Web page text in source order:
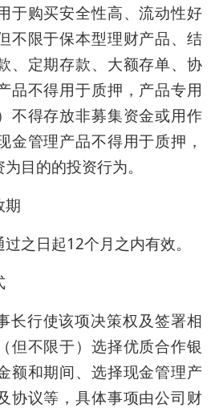
于购买安全性高、流动性好
不限于保本型理财产品、结
、定期存款、大额存单、协
品不得用于质押，产品专用
不得存放非募集资金或用作
金管理产品不得用于质押，
目的的投资行为。
期
之日起12个月之内有效。
长行使该项决策权及签署相
但不限于）选择优质合作银
额和期间、选择现金管理产
协议等，具体事项由公司财